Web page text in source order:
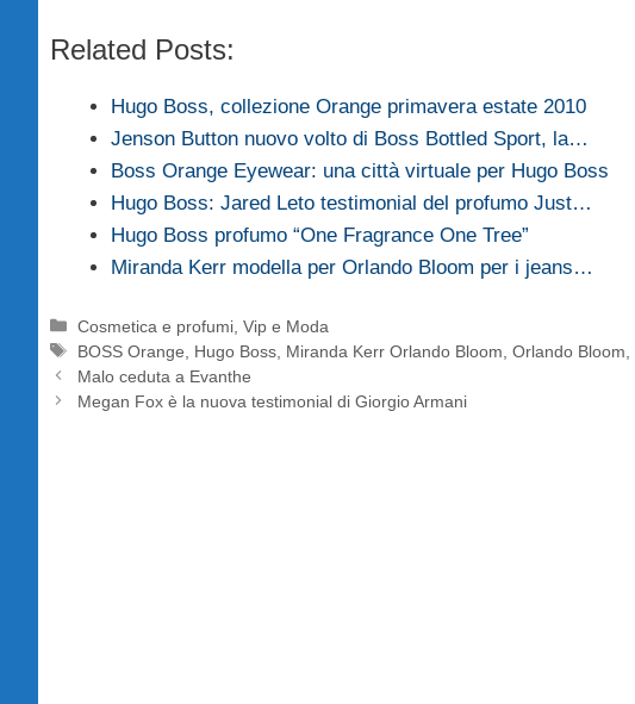
Related Posts:
Hugo Boss, collezione Orange primavera estate 2010
Jenson Button nuovo volto di Boss Bottled Sport, la…
Boss Orange Eyewear: una città virtuale per Hugo Boss
Hugo Boss: Jared Leto testimonial del profumo Just…
Hugo Boss profumo “One Fragrance One Tree”
Miranda Kerr modella per Orlando Bloom per i jeans…
Categorie
Cosmetica e profumi ,Vip e Moda
Tag
BOSS Orange Hugo Boss Miranda Kerr Orlando Bloom ,Orlando Bloom
Malo ceduta a Evanthe
Megan Fox è la nuova testimonial di Giorgio Armani